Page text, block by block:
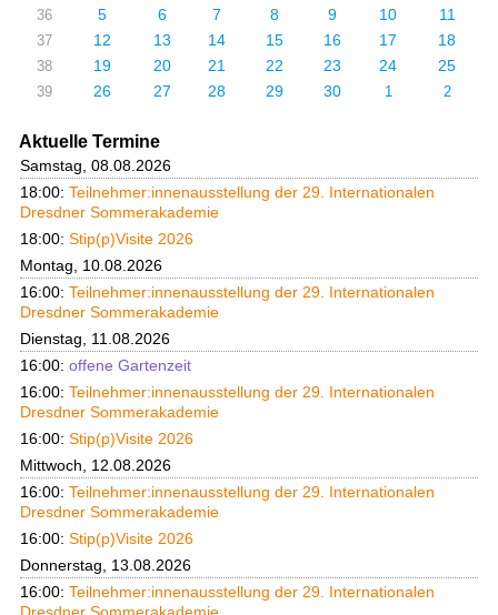
36 5 6 7 8 9 10 11
37 12 13 14 15 16 17 18
38 19 20 21 22 23 24 25
39 26 27 28 29 30 1 2
Aktuelle Termine
Samstag, 08.08.2026
18:00: Teilnehmer:innenausstellung der 29. Internationalen
Dresdner Sommerakademie
18:00: Stip(p)Visite 2026
Montag, 10.08.2026
16:00: Teilnehmer:innenausstellung der 29. Internationalen
Dresdner Sommerakademie
Dienstag, 11.08.2026
16:00: offene Gartenzeit
16:00: Teilnehmer:innenausstellung der 29. Internationalen
Dresdner Sommerakademie
16:00: Stip(p)Visite 2026
Mittwoch, 12.08.2026
16:00: Teilnehmer:innenausstellung der 29. Internationalen
Dresdner Sommerakademie
16:00: Stip(p)Visite 2026
Donnerstag, 13.08.2026
16:00: Teilnehmer:innenausstellung der 29. Internationalen